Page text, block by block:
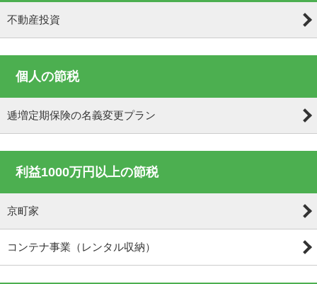
不動産投資
個人の節税
逓増定期保険の名義変更プラン
利益1000万円以上の節税
京町家
コンテナ事業（レンタル収納）